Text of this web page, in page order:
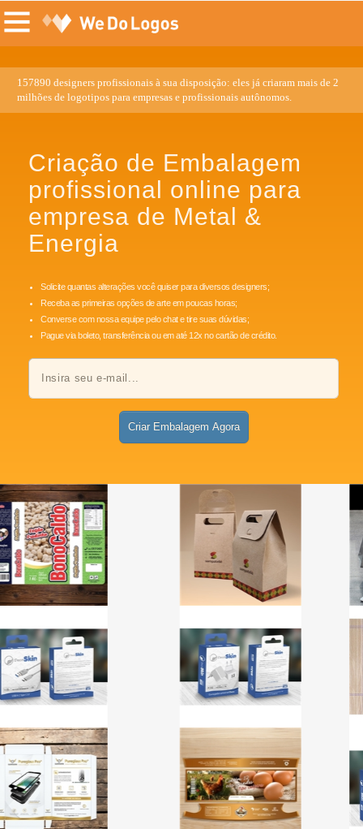
157890 designers profissionais à sua disposição: eles já criaram mais de 2
milhões de logotipos para empresas e profissionais autônomos.
Criação de Embalagem
profissional online para
empresa de Metal &
Energia
Solicite quantas alterações você quiser para diversos designers;
Receba as primeiras opções de arte em poucas horas;
Converse com nossa equipe pelo chat e tire suas dúvidas;
Pague via boleto, transferência ou em até 12x no cartão de crédito.
Criar Embalagem Agora